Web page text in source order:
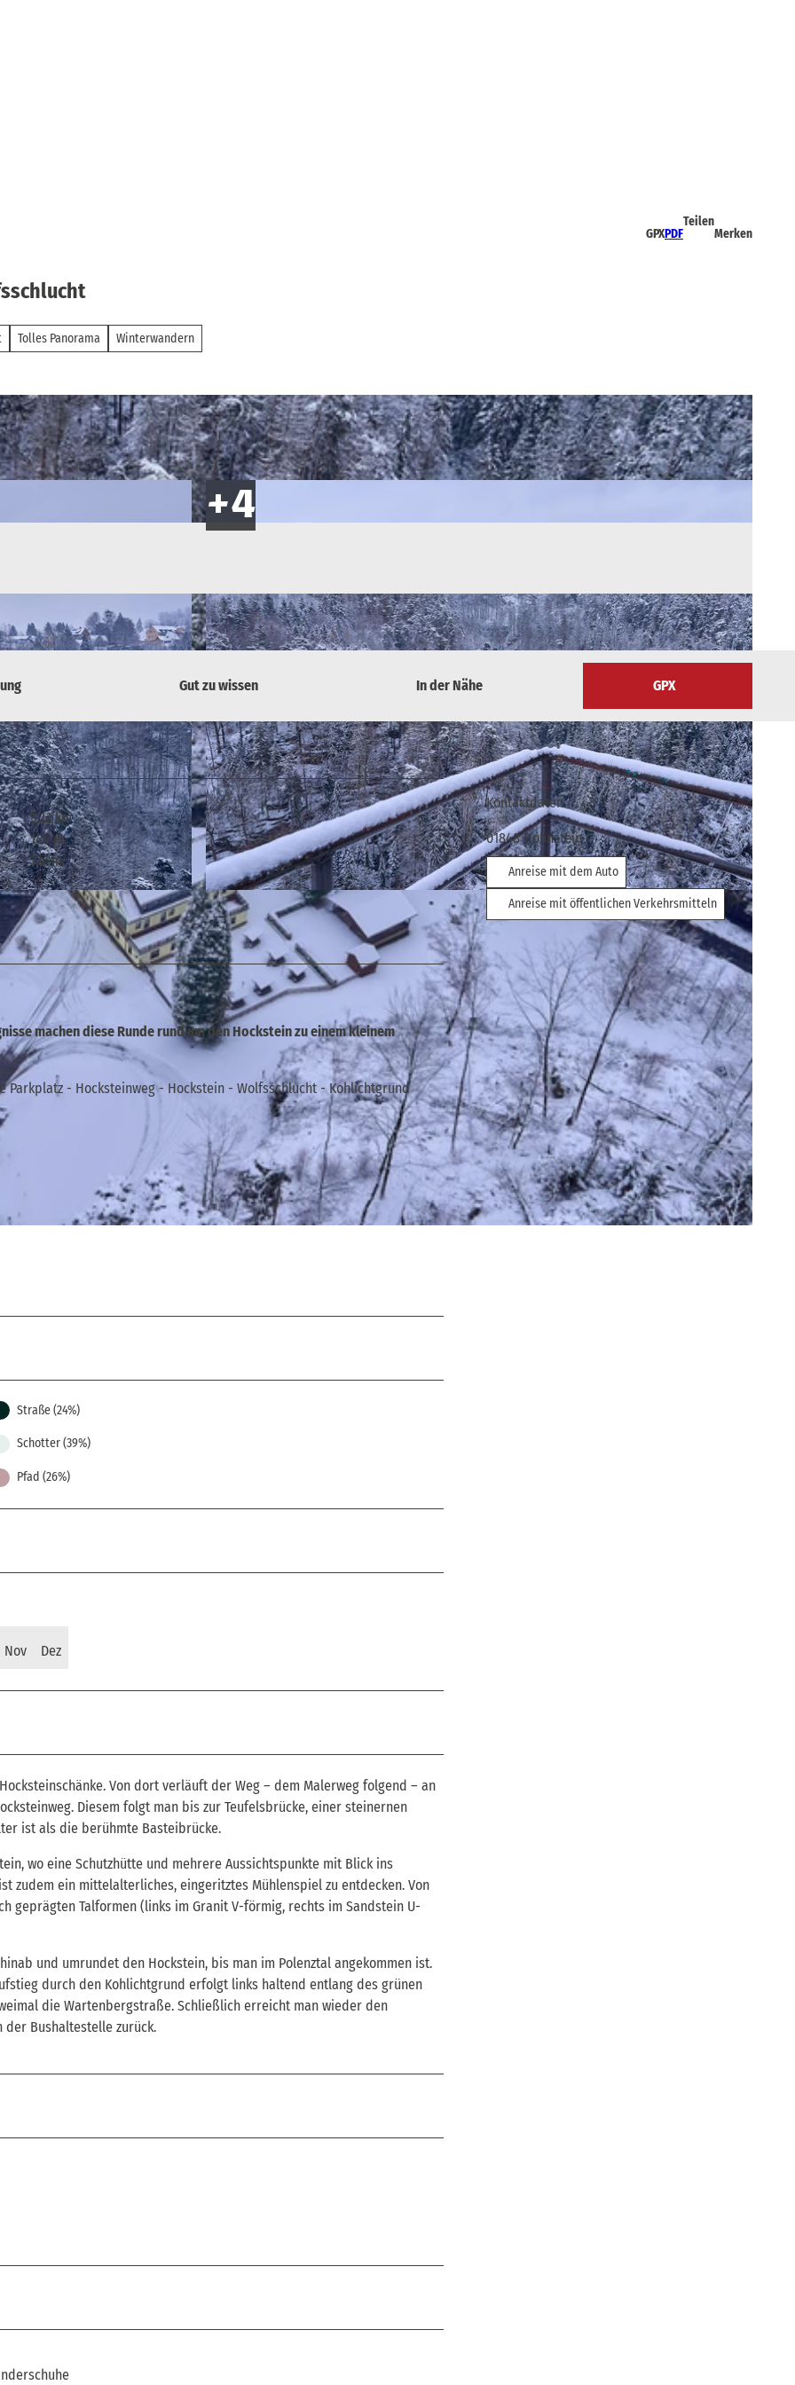
GPXPDF
Teilen
Merken
Tolles Panorama Winterwandern
© Yvonne Brückner, Tourismusverband Sächsische Schweiz
Gut zu wissen In der Nähe GPX
3,22 km
144 m
327 m
machen diese Runde rund um den Hockstein zu einem kleinem
Parkplatz - Hocksteinweg - Hockstein - Wolfsschlucht - Kohlichtgrund
Straße (24%)
Schotter (39%)
Pfad (26%)
Nov Dez
Von dort verläuft der Weg – dem Malerweg folgend – an
Diesem folgt man bis zur Teufelsbrücke, einer steinernen
ist als die berühmte Basteibrücke.
wo eine Schutzhütte und mehrere Aussichtspunkte mit Blick ins
zudem ein mittelalterliches, eingeritztes Mühlenspiel zu entdecken. Von
geprägten Talformen (links im Granit V-förmig, rechts im Sandstein U-
und umrundet den Hockstein, bis man im Polenztal angekommen ist.
durch den Kohlichtgrund erfolgt links haltend entlang des grünen
die Wartenbergstraße. Schließlich erreicht man wieder den
der Bushaltestelle zurück.
Kontaktdaten
01848Hohnstein
Anreise mit dem Auto
Anreise mit öffentlichen Verkehrsmitteln